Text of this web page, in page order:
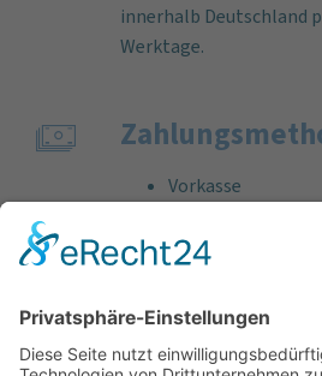
innerhalb Deutschland
Werktage.
Vorkasse
Bankeinzug
Kreditkarte (VISA
Support